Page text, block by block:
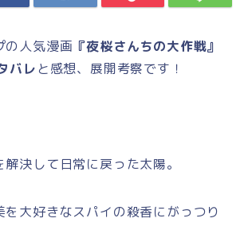
の人気漫画 『夜桜さんちの大作戦』
バレと感想、展開考察です！
決して日常に戻った太陽。
を大好きなスパイの殺香にがっつり